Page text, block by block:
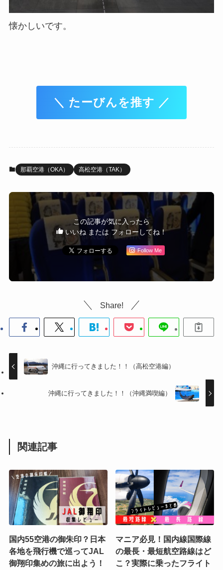
懐かしいです。
＼ たーびんを推す ／
那覇空港（OKA） 高松空港（TAK）
この記事が気に入ったら
いいね または フォローしてね！
Follow Me
Share!
沖縄に行ってきました！！（高松空港編）
沖縄に行ってきました！！（沖縄満喫編）
関連記事
国内55空港の御朱印？日本
各地を飛行機で巡ってJAL
御翔印集めの旅に出よう！
マニア必見！国内線国際線
の最長・最短航空路線はど
こ？実際に乗ったフライト